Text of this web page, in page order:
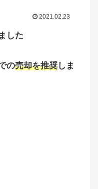
2021.02.23
した
の売却を推奨しま